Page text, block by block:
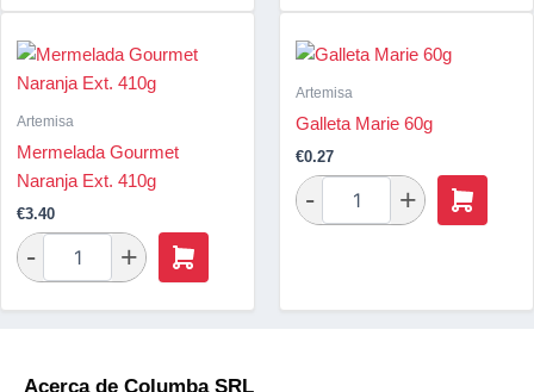
Artemisa
Mermelada Gourmet
Naranja Ext. 410g
€3.40
Artemisa
Galleta Marie 60g
€0.27
Acerca de Columba SRL